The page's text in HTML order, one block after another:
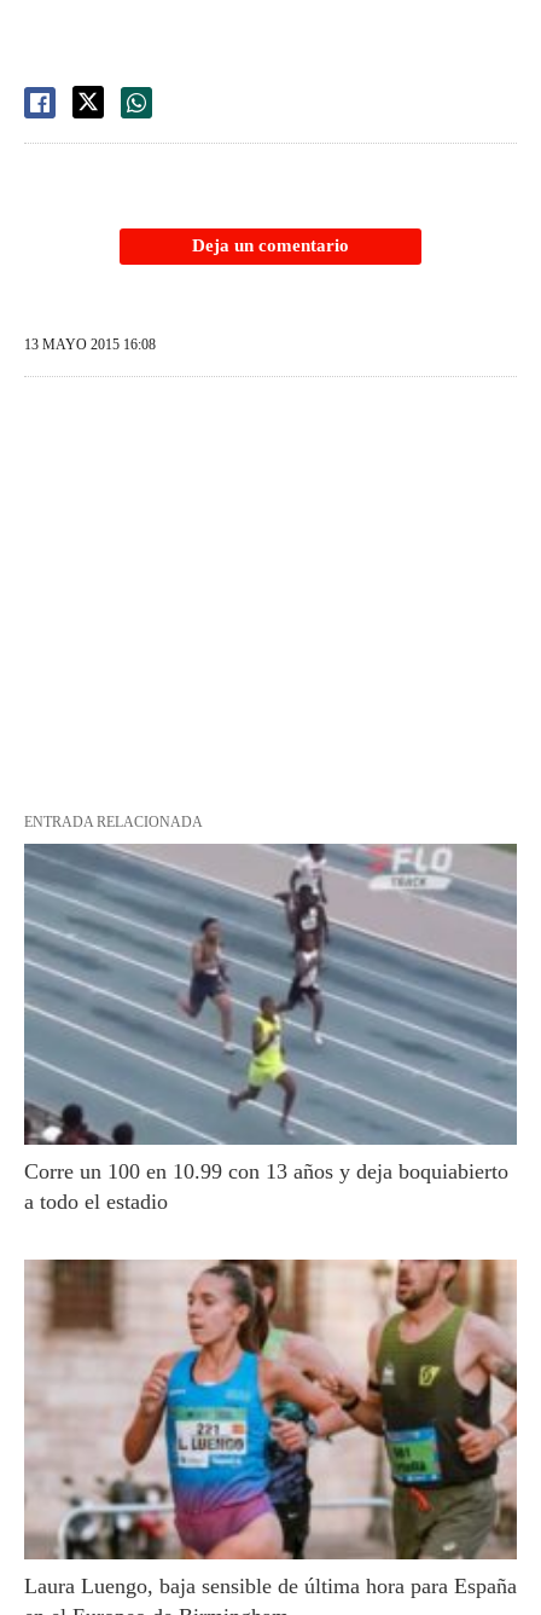
Deja un comentario
13 MAYO 2015 16:08
ENTRADA RELACIONADA
Corre un 100 en 10.99 con 13 años y deja boquiabierto
a todo el estadio
Laura Luengo, baja sensible de última hora para España